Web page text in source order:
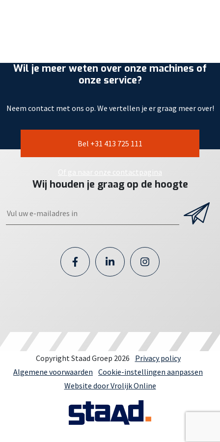
Wil je meer weten over onze machines of
onze service?
Neem contact met ons op. We vertellen je er graag meer over!
Bel +31 413 725 111
Of ga naar onze contactpagina
Wij houden je graag op de hoogte
Copyright Staad Groep 2026
Privacy policy
Algemene voorwaarden Cookie-instellingen aanpassen
Website door Vrolijk Online